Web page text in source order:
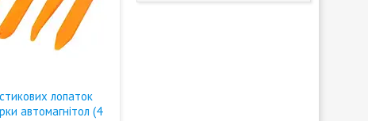
лопаток
автомагнітол (4